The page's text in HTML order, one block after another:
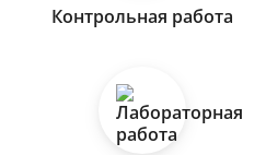
Контрольная работа